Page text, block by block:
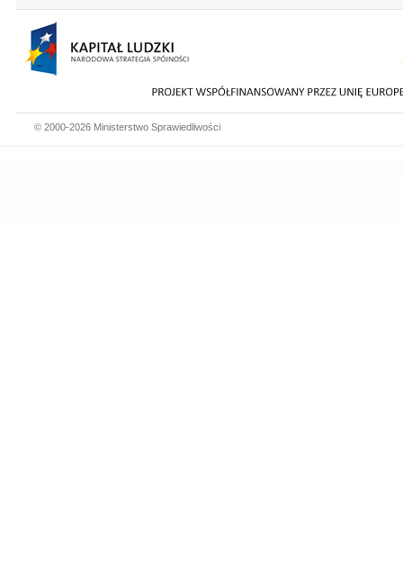
© 2000-2026 Ministerstwo Sprawiedliwości